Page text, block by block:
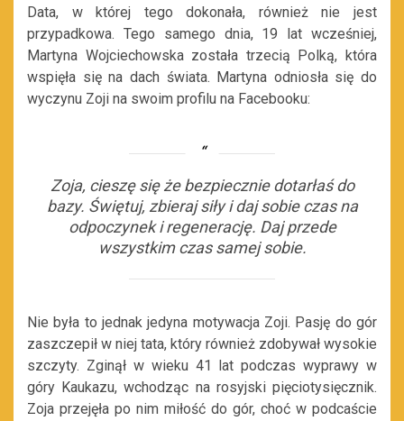
Data, w której tego dokonała, również nie jest
przypadkowa. Tego samego dnia, 19 lat wcześniej,
Martyna Wojciechowska została trzecią Polką, która
wspięła się na dach świata. Martyna odniosła się do
wyczynu Zoji na swoim profilu na Facebooku:
Zoja, cieszę się że bezpiecznie dotarłaś do
bazy. Świętuj, zbieraj siły i daj sobie czas na
odpoczynek i regenerację. Daj przede
wszystkim czas samej sobie.
Nie była to jednak jedyna motywacja Zoji. Pasję do gór
zaszczepił w niej tata, który również zdobywał wysokie
szczyty. Zginął w wieku 41 lat podczas wyprawy w
góry Kaukazu, wchodząc na rosyjski pięciotysięcznik.
Zoja przejęła po nim miłość do gór, choć w podcaście